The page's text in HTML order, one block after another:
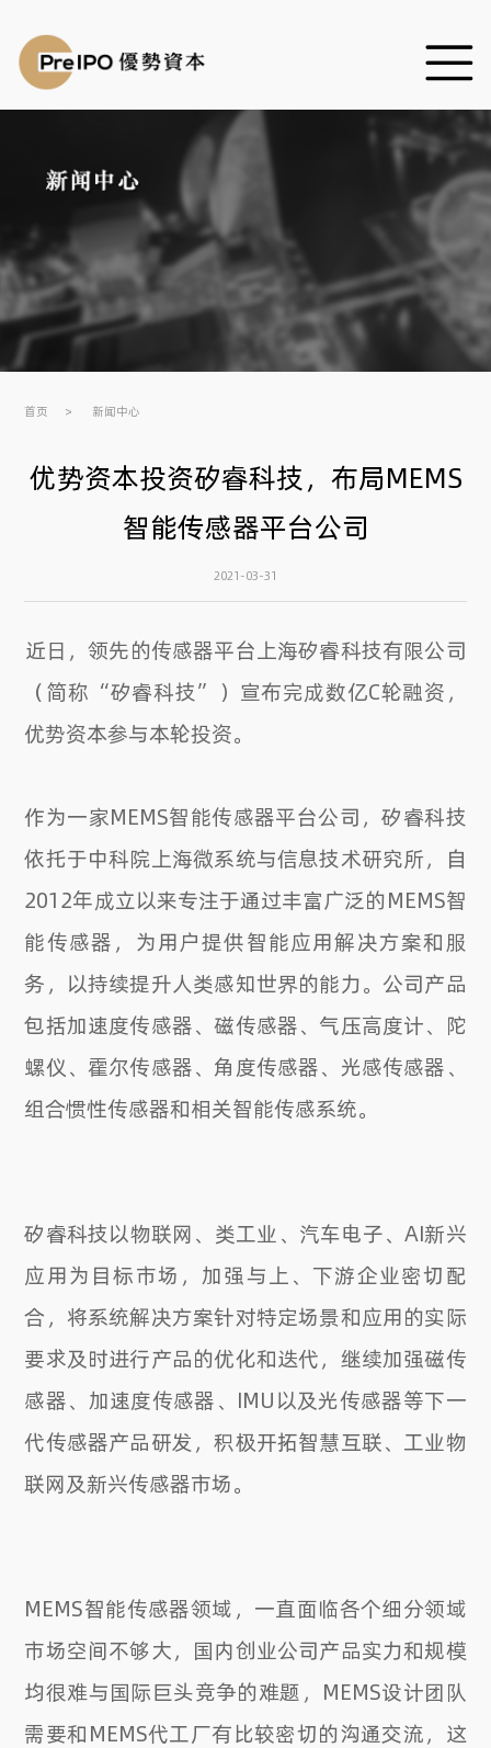
首页 新闻中心
优势资本投资矽睿科技，布局MEMS
智能传感器平台公司
2021-03-31
​近日，领先的传感器平台上海矽睿科技有限公司
（简称“矽睿科技”）宣布完成数亿C轮融资，
优势资本参与本轮投资。
作为一家MEMS智能传感器平台公司，矽睿科技
依托于中科院上海微系统与信息技术研究所，自
2012年成立以来专注于通过丰富广泛的MEMS智
能传感器，为用户提供智能应用解决方案和服
务，以持续提升人类感知世界的能力。 公司产品
包括加速度传感器、磁传感器、气压高度计、陀
螺仪、霍尔传感器、角度传感器、光感传感器、
组合惯性传感器和相关智能传感系统。
矽睿科技以物联网、类工业、汽车电子、AI新兴
应用为目标市场，加强与上、下游企业密切配
合，将系统解决方案针对特定场景和应用的实际
要求及时进行产品的优化和迭代，继续加强磁传
感器、加速度传感器、IMU以及光传感器等下一
代传感器产品研发，积极开拓智慧互联、工业物
联网及新兴传感器市场。
MEMS智能传感器领域，一直面临各个细分领域
市场空间不够大，国内创业公司产品实力和规模
均很难与国际巨头竞争的难题，MEMS设计团队
需要和MEMS代工厂有比较密切的沟通交流，这